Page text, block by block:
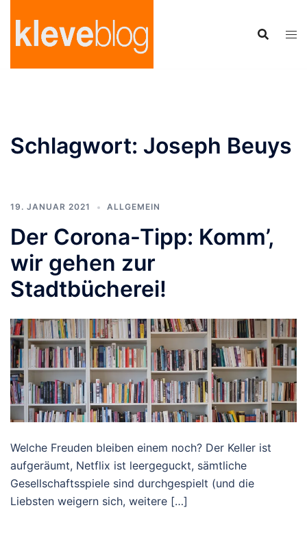
Inhalt
springen
Schlagwort: Joseph Beuys
19. JANUAR 2021 ALLGEMEIN
Der Corona-Tipp: Komm’,
wir gehen zur
Stadtbücherei!
Welche Freuden bleiben einem noch? Der Keller ist
aufgeräumt, Netflix ist leergeguckt, sämtliche
Gesellschaftsspiele sind durchgespielt (und die
Liebsten weigern sich, weitere […]